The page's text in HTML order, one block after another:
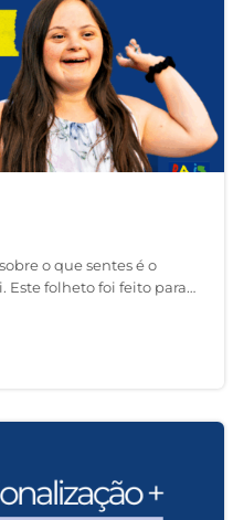
o que sentes é o
Este folheto foi feito para…